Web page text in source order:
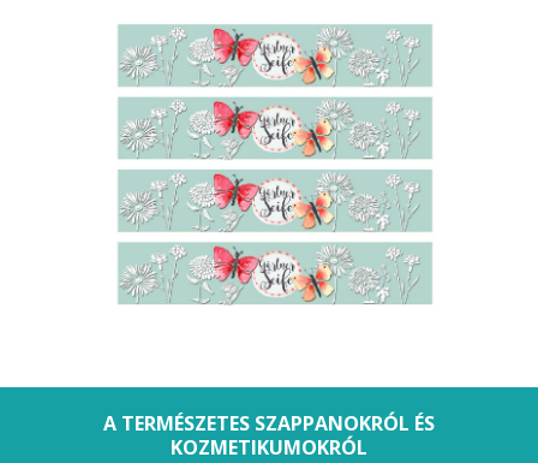
A TERMÉSZETES SZAPPANOKRÓL ÉS
KOZMETIKUMOKRÓL